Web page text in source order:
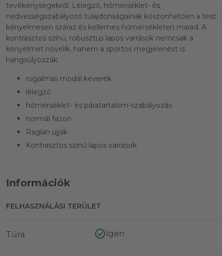
tevékenységekről. Lélegző, hőmérséklet- és
nedvességszabályozó tulajdonságainak köszönhetően a test
kényelmesen száraz és kellemes hőmérsékleten marad. A
kontrasztos színű, robusztus lapos varrások nemcsak a
kényelmet növelik, hanem a sportos megjelenést is
hangsúlyozzák.
rugalmas modál keverék
lélegző
hőmérséklet- és páratartalom-szabályozás
normál fazon
Raglan ujjak
Kontrasztos színű lapos varrások
Információk
FELHASZNÁLÁSI TERÜLET
Túra Igen